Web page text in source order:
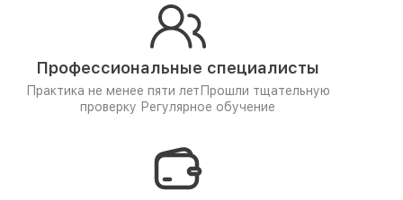
Профессиональные специалисты
Практика не менее пяти лет Прошли тщательную
проверку Регулярное обучение